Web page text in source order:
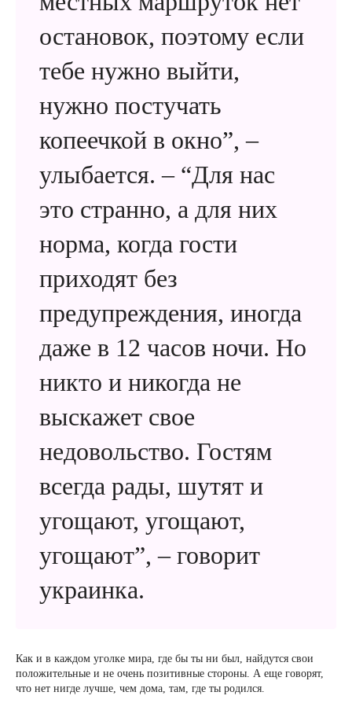
остановок, поэтому если
тебе нужно выйти,
нужно постучать
копеечкой в окно”, –
улыбается. – “Для нас
это странно, а для них
норма, когда гости
приходят без
предупреждения, иногда
даже в 12 часов ночи. Но
никто и никогда не
выскажет свое
недовольство. Гостям
всегда рады, шутят и
угощают, угощают,
угощают”, – говорит
украинка.
Как и в каждом уголке мира, где бы ты ни был, найдутся свои
положительные и не очень позитивные стороны. А еще говорят,
что нет нигде лучше, чем дома, там, где ты родился.